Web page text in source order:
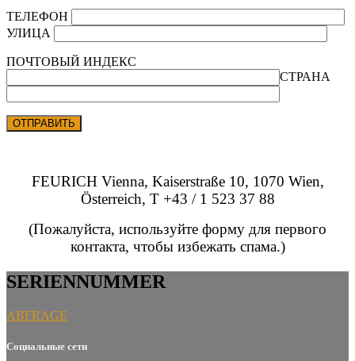
ТЕЛЕФОН
УЛИЦА
ПОЧТОВЫЙ ИНДЕКС
СТРАНА
FEURICH Vienna, Kaiserstraße 10, 1070 Wien,
Österreich, T +43 / 1 523 37 88
(Пожалуйста, используйте форму для первого
контакта, чтобы избежать спама.)
SERIENNUMMER
ABFRAGE
Социальные сети